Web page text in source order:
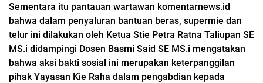
Sementara itu pantauan wartawan komentarnews.id
bahwa dalam penyaluran bantuan beras, supermie dan
telur ini dilakukan oleh Ketua Stie Petra Ratna Taliupan SE
MS.i didampingi Dosen Basmi Said SE MS.i mengatakan
bahwa aksi bakti sosial ini merupakan keterpanggilan
pihak Yayasan Kie Raha dalam pengabdian kepada